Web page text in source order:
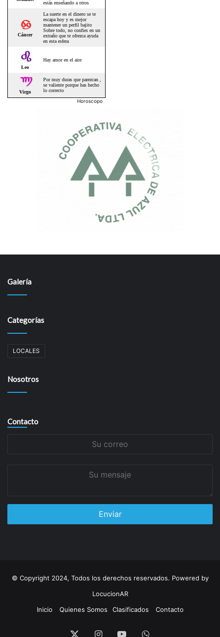
Horoscopo
Galería
Categorías
LOCALES
Nosotros
Contacto
© Copyright 2024, Todos los derechos reservados. Powered by
LocucionAR
Inicio
Quienes Somos Clasificados Contacto
TwitterInstagramYoutubeWhatsapp